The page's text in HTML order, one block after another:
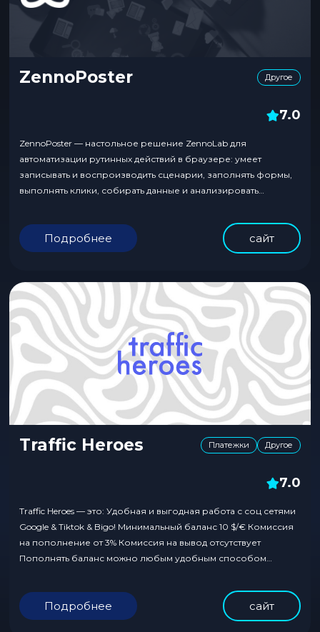
ZennoPoster Другое
7.0
ZennoPoster — настольное решение ZennoLab для
автоматизации рутинных действий в браузере: умеет
записывать и воспроизводить сценарии, заполнять формы,
выполнять клики, собирать данные и анализировать
для параллельных запусков, эмуляция устройств и
параметров браузера, а также интеграции с внешними
сервисами вроде капчи, SMS и прокси. Инструмент удобен
Подробнее сайт
Traffic Heroes Платежки Другое
7.0
Traffic Heroes — это: Удобная и выгодная работа с соц сетями
Google & Tiktok & Bigo! Минимальный баланс 10 $/€ Комиссия
на пополнение от 3% Комиссия на вывод отсутствует
Пополнять баланс можно любым удобным способом
скрытых комиссий 100% возврата средств Нет НДС Удобные
способы пополнения Live поддержка Контакт...
Подробнее сайт